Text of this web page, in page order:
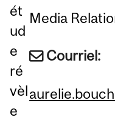
ét
ud
e
ré
vèl
e
Media
Courriel: